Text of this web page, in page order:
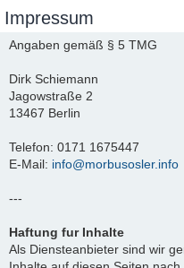
Impressum
Angaben gemäß § 5 TMG
Dirk Schiemann
Jagowstraße 2
13467 Berlin
Telefon: 0171 1675447
E-Mail: info@morbusosler.info
---
Haftung fur Inhalte
Als Diensteanbieter sind wir